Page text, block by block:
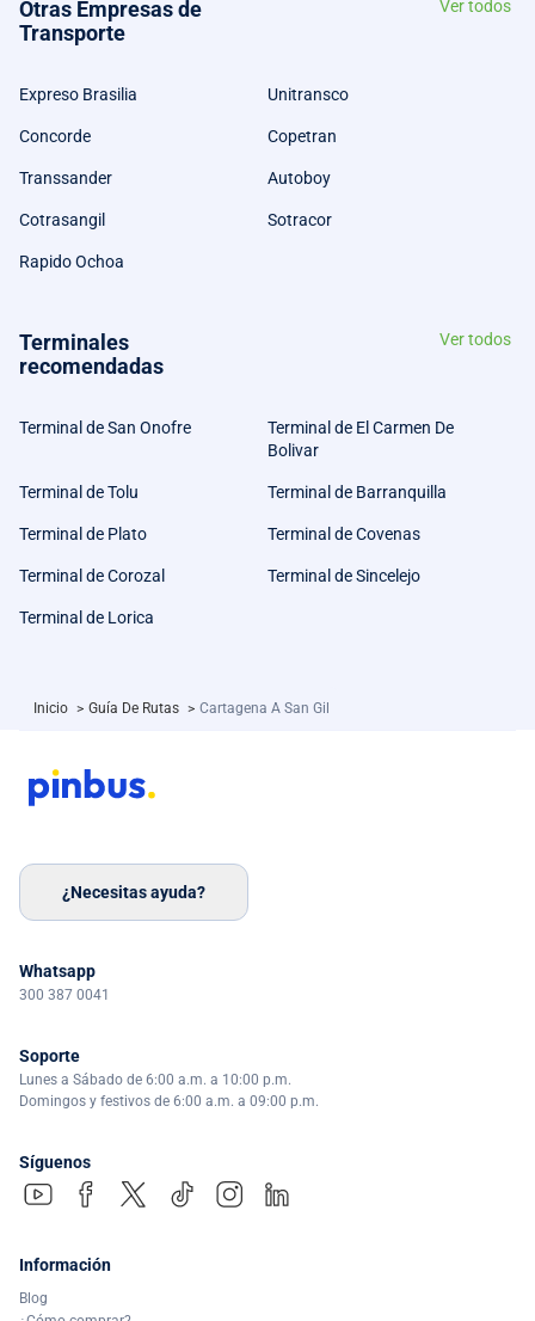
Otras Empresas de
Transporte
Ver todos
Expreso Brasilia Unitransco
Concorde Copetran
Transsander Autoboy
Cotrasangil Sotracor
Rapido Ochoa
Terminales
recomendadas
Ver todos
Terminal de San Onofre
Terminal de El Carmen De
Bolivar
Terminal de Tolu Terminal de Barranquilla
Terminal de Plato Terminal de Covenas
Terminal de Corozal Terminal de Sincelejo
Terminal de Lorica
Inicio > Guía De Rutas > Cartagena A San Gil
¿Necesitas ayuda?
Whatsapp
300 387 0041
Soporte
Lunes a Sábado de 6:00 a.m. a 10:00 p.m.
Domingos y festivos de 6:00 a.m. a 09:00 p.m.
Síguenos
Información
Blog